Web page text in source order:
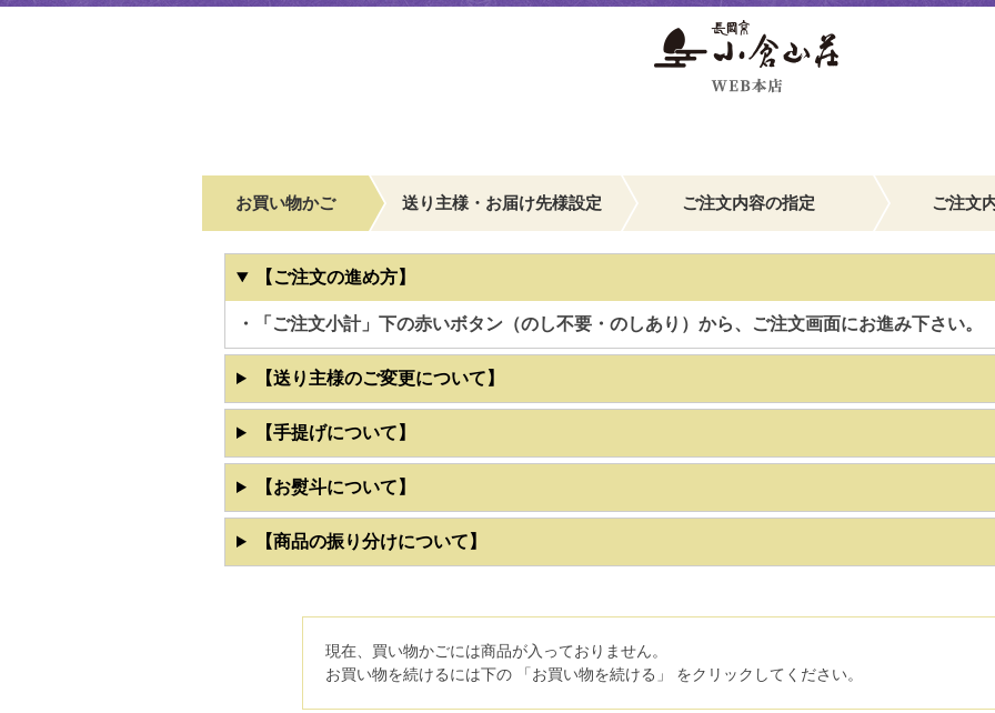
お買い物かご 送り主様・お届け先様設定 ご注文内容の指定 ご注文
【ご注文の進め方】
・「ご注文小計」下の赤いボタン（のし不要・のしあり）から、ご注文画面にお進み下さい。
【送り主様のご変更について】
【手提げについて】
【お熨斗について】
【商品の振り分けについて】
現在、買い物かごには商品が入っておりません。
お買い物を続けるには下の 「お買い物を続ける」 をクリックしてください。